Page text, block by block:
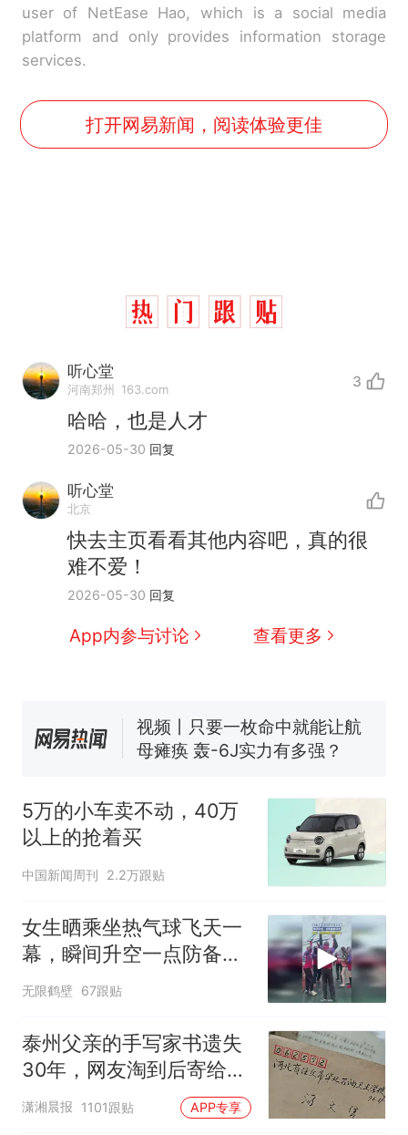
user of NetEase Hao, which is a social media
platform and only provides information storage
services.
打开网易新闻，阅读体验更佳
听心堂
河南郑州 163.com 3
哈哈，也是人才
2026-05-30 回复
听心堂
北京
快去主页看看其他内容吧，真的很
难不爱！
2026-05-30 回复
App内参与讨论 查看更多
热 十多万人报名的考试，成绩
全部作废，公平么？
家，刚改国名，总统就邀请中
国大使骑行绕了几乎整个国境
线一圈，还曾两次到中国寻根
5万的小车卖不动，40万以上
视频丨只要一枚命中就能让航
母瘫痪 轰-6J实力有多强？
年，网友淘到后寄给女儿：花
鸟市场搬了，但爱还在
热
十多万人报名的考试，成绩
全部作废，公平么？
5万的小车卖不动，40万
以上的抢着买
中国新闻周刊 2.2万跟贴
女生晒乘坐热气球飞天一
幕，瞬间升空一点防备都
没有
无限鹤壁 67跟贴
泰州父亲的手写家书遗失
30年，网友淘到后寄给女
儿：花鸟市场搬了，但爱
潇湘晨报 1101跟贴 APP专享